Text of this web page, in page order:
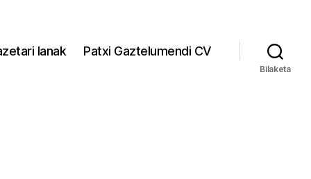
lanak Patxi Gaztelumendi CV
Bilaketa